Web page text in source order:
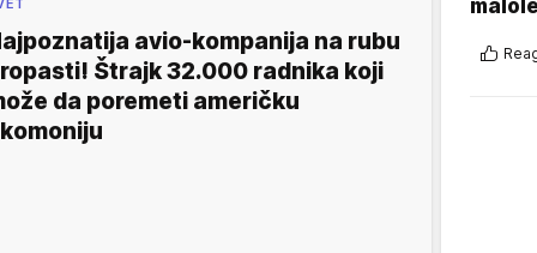
avio-kompanija na rubu
Štrajk 32.000 radnika koji
da poremeti američku